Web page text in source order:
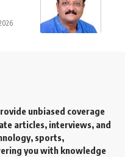
unbiased coverage
articles, interviews, and
sports,
you with knowledge